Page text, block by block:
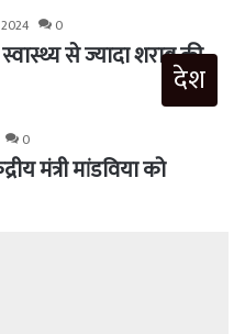
0
से ज्यादा शराब की
देश
0
मंत्री मांडविया को